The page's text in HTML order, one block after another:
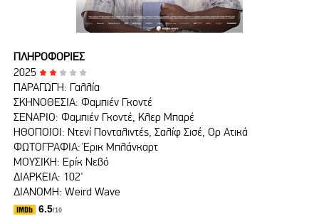
ΠΛΗΡΟΦΟΡΙΕΣ
2025
ΠΑΡΑΓΩΓΗ: Γαλλία
ΣΚΗΝΟΘΕΣΙΑ: Φαμπιέν Γκοντέ
ΣΕΝΑΡΙΟ: Φαμπιέν Γκοντέ, Κλερ Μπαρέ
ΗΘΟΠΟΙΟΙ: Ντενί Πονταλιντές, Σαλίφ Σισέ, Ορ Ατικά
ΦΩΤΟΓΡΑΦΙΑ: Έρικ Μπλάνκαρτ
ΜΟΥΣΙΚΗ: Ερίκ Νεβό
ΔΙΑΡΚΕΙΑ: 102'
ΔΙΑΝΟΜΗ: Weird Wave
6.5/10